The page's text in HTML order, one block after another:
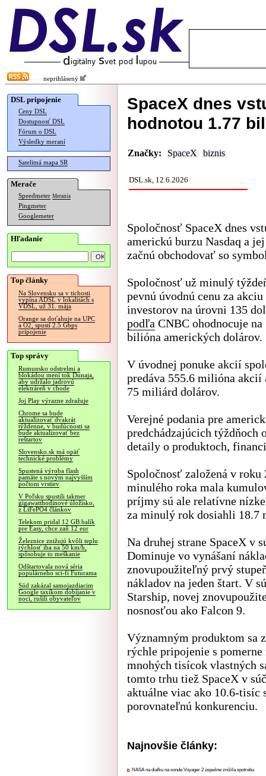
neprihlásený
DSL pripojenie
Ceny DSL
Dostupnosť DSL
Fórum o DSL
Výsledky meraní
Satelitná mapa SR
Merače
Speedmeter Merania
Pingmeter
Googlemeter
Hľadanie
Top články
Na Slovensku sa v tichosti
vypína ADSL v lokalitách s
VDSL, už 31. mája
Orange sa doťahuje na UPC
a O2, spustí 2.5 Gbps
pripojenie
Top správy
Rumunsko odstrelmi a
blokádou mení tok Dunaja,
aby udržalo jadrovú
elektráreň v chode
Joj Play výrazne zdražuje
Chrome sa bude
aktualizovať dvakrát
týždenne, v budúcnosti sa
bude aktualizovať bez
reštartov
Slovensko.sk má opäť
technické problémy
Spustená výroba flash
pamäte s novým najvyšším
počtom vrstiev
V Poľsku spustili takmer
gigawatthodinové úložisko,
z LiFePO4 článkov
Telekom pridal 12 GB balík
pre Easy, chce zaň 12 eur
Železnice znižujú kvôli teplu
rýchlosť iba na 50 km/h,
spôsobuje to meškanie
Odštartovala nová séria
populárneho sci-fi Futurama
Súd zakázal samojazdiacim
Google taxíkom dobíjanie v
noci, rušili obyvateľov
SpaceX dnes
hodnotou 1.77
Značky: SpaceX biznis
DSL.sk, 12.6.2026
Spoločnosť SpaceX dnes
americkú burzu Nasdaq a
začnú obchodovať so
Spoločnosť už minulý
pevnú úvodnú cenu za akciu
investorov na úrovni 135
podľa CNBC ohodnocuje na
bilióna amerických dolárov.
V úvodnej ponuke akcií
predáva 555.6 milióna akcií
75 miliárd dolárov.
Verejné podania pre
predchádzajúcich týždňoch
detaily o produktoch,
Spoločnosť založená v
minulého roka mala
príjmy sú ale relatívne
za minulý rok dosiahli 18.7
Na druhej strane SpaceX v
Dominuje vo vynášaní
znovupoužiteľný prvý
nákladov na jeden štart. V
Starship, novej
nosnosťou ako Falcon 9.
Významným produktom sa
rýchle pripojenie s
mnohých tisícok vlastných
tomto trhu tiež SpaceX v
aktuálne viac ako 10.6-tisíc
porovnateľnú konkurenciu.
Najnovšie články:
NASA na diaľku na sonde Voyager 2 úspešne znížila spotrebu